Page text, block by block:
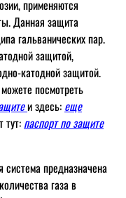
применяются
Данная защита
гальванических пар.
защитой,
катодной защитой.
посмотреть
и здесь: еще
тут: паспорт по защите
предназначена
газа в